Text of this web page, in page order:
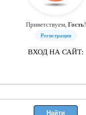
Приветствуем, Гость!
Регистрация
ВХОД НА САЙТ: